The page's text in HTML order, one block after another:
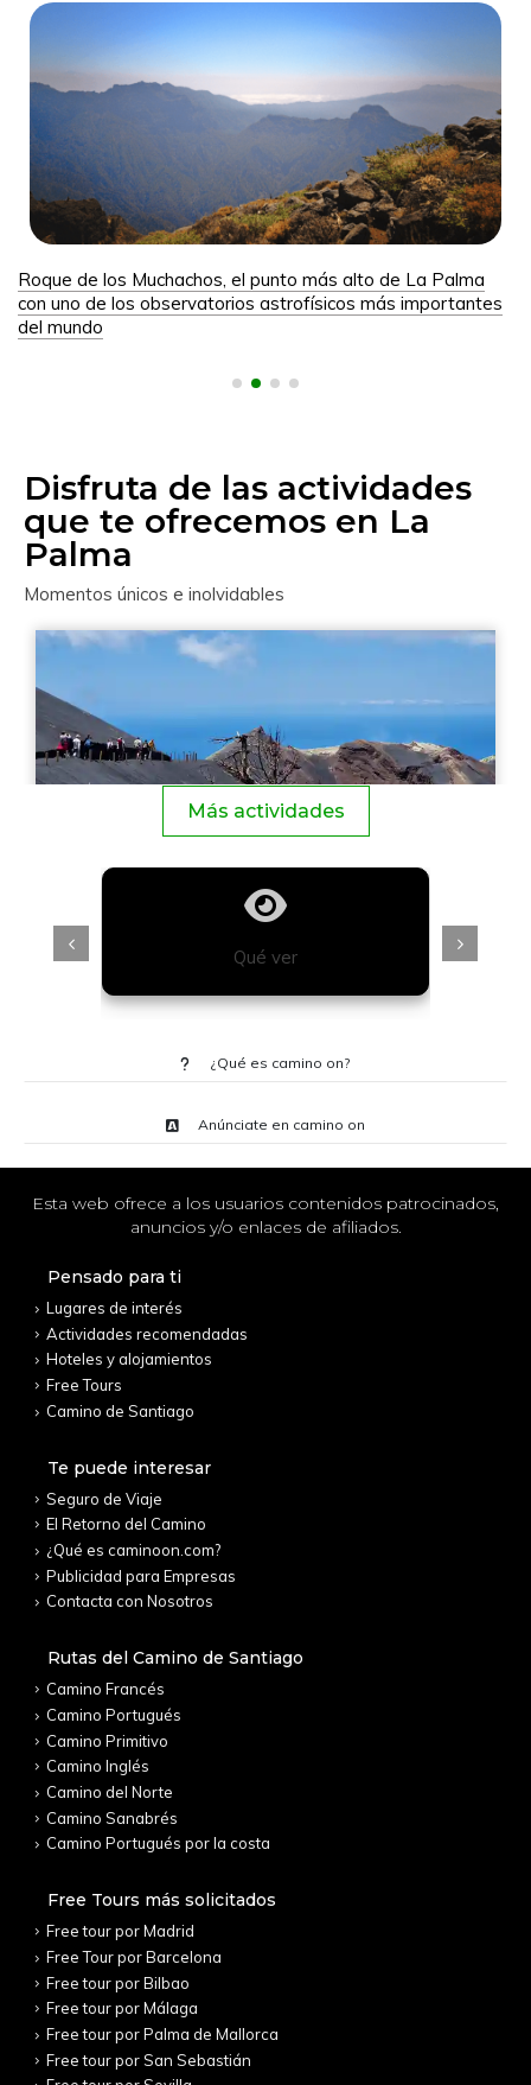
Roque de los Muchachos, el punto más alto de La Palma
con uno de los observatorios astrofísicos más importantes
del mundo
Disfruta de las actividades
que te ofrecemos en La
Palma
Momentos únicos e inolvidables
Más actividades
Qué ver
¿Qué es camino on?
Anúnciate en camino on
Esta web ofrece a los usuarios contenidos patrocinados,
anuncios y/o enlaces de afiliados.
Pensado para ti
Lugares de interés
Actividades recomendadas
Hoteles y alojamientos
Free Tours
Camino de Santiago
Te puede interesar
Seguro de Viaje
El Retorno del Camino
¿Qué es caminoon.com?
Publicidad para Empresas
Contacta con Nosotros
Rutas del Camino de Santiago
Camino Francés
Camino Portugués
Camino Primitivo
Camino Inglés
Camino del Norte
Camino Sanabrés
Camino Portugués por la costa
Free Tours más solicitados
Free tour por Madrid
Free Tour por Barcelona
Free tour por Bilbao
Free tour por Málaga
Free tour por Palma de Mallorca
Free tour por San Sebastián